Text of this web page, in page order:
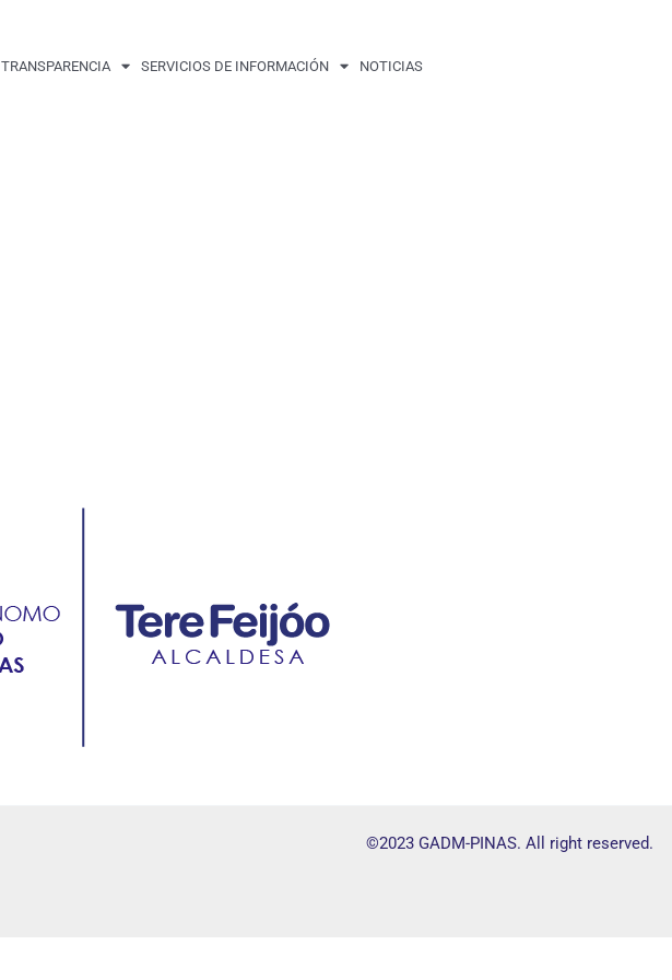
TRANSPARENCIA SERVICIOS DE INFORMACIÓN NOTICIAS
©2023 GADM-PINAS. All right reserved.